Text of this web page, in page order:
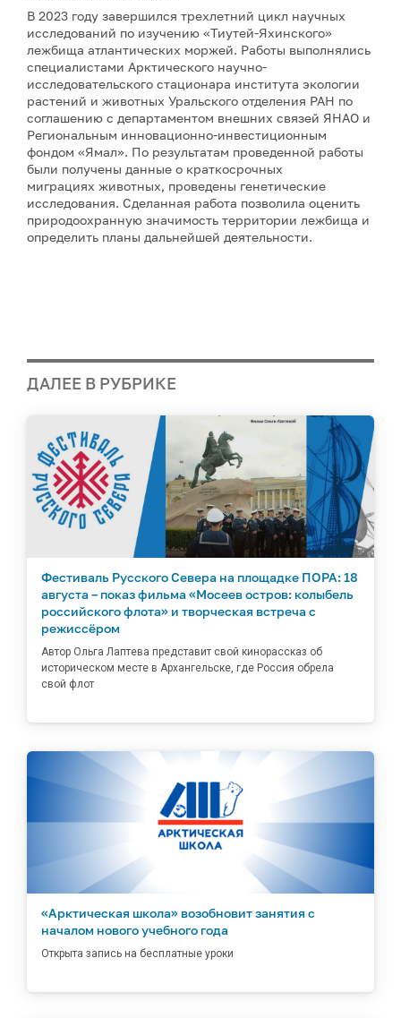
В 2023 году завершился трехлетний цикл научных
исследований по изучению «Тиутей-Яхинского»
лежбища атлантических моржей. Работы выполнялись
специалистами Арктического научно-
исследовательского стационара института экологии
растений и животных Уральского отделения РАН по
соглашению с департаментом внешних связей ЯНАО и
Региональным инновационно-инвестиционным
фондом «Ямал». По результатам проведенной работы
были получены данные о краткосрочных
миграциях животных, проведены генетические
исследования. Сделанная работа позволила оценить
природоохранную значимость территории лежбища и
определить планы дальнейшей деятельности.
ДАЛЕЕ В РУБРИКЕ
Фестиваль Русского Севера на площадке ПОРА: 18
августа – показ фильма «Мосеев остров: колыбель
российского флота» и творческая встреча с
режиссёром
Автор Ольга Лаптева представит свой кинорассказ об
историческом месте в Архангельске, где Россия обрела
свой флот
«Арктическая школа» возобновит занятия с
началом нового учебного года
Открыта запись на бесплатные уроки